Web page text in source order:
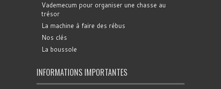
Vademecum pour organiser une chasse au
trésor
La machine à faire des rébus
Nos clés
La boussole
INFORMATIONS IMPORTANTES